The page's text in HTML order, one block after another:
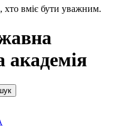
хто вміє бути уважним.
академія